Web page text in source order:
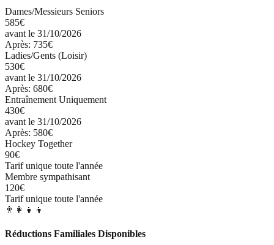
Dames/Messieurs Seniors
585€
avant le 31/10/2026
Après: 735€
Ladies/Gents (Loisir)
530€
avant le 31/10/2026
Après: 680€
Entraînement Uniquement
430€
avant le 31/10/2026
Après: 580€
Hockey Together
90€
Tarif unique toute l'année
Membre sympathisant
120€
Tarif unique toute l'année
👨‍👩‍👧‍👦
Réductions Familiales Disponibles